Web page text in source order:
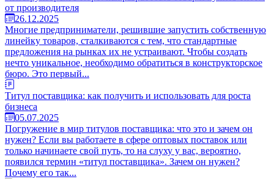
от производителя
26.12.2025
Многие предприниматели, решившие запустить собственную
линейку товаров, сталкиваются с тем, что стандартные
предложения на рынках их не устраивают. Чтобы создать
нечто уникальное, необходимо обратиться в конструкторское
бюро. Это первый...
Титул поставщика: как получить и использовать для роста
бизнеса
05.07.2025
Погружение в мир титулов поставщика: что это и зачем он
нужен? Если вы работаете в сфере оптовых поставок или
только начинаете свой путь, то на слуху у вас, вероятно,
появился термин «титул поставщика». Зачем он нужен?
Почему его так...